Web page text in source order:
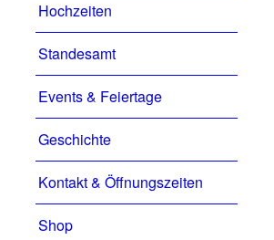
Hochzeiten
Standesamt
Events & Feiertage
Geschichte
Kontakt & Öffnungszeiten
Shop